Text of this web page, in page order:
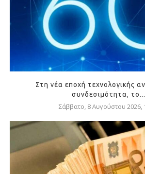
Στη νέα εποχή τεχνολογικής
συνδεσιμότητα, το...
Σάββατο, 8 Αυγούστου 2026,